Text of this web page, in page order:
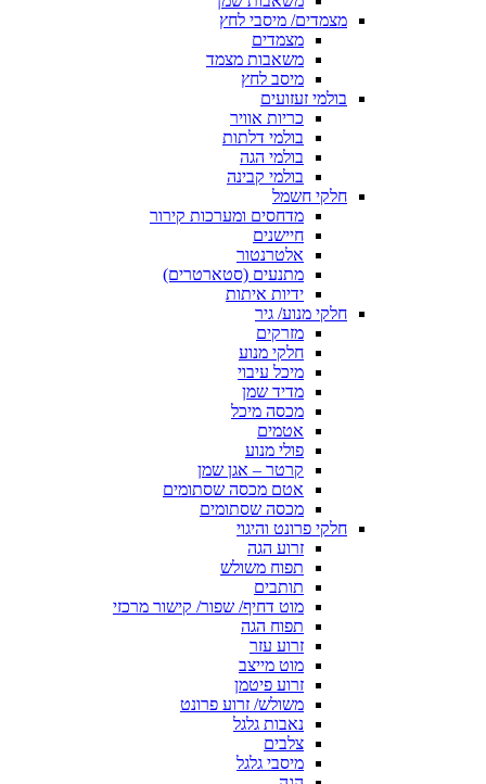
מצמדים/ מיסבי לחץ
מצמדים
משאבות מצמד
מיסב לחץ
בולמי זעזועים
כריות אוויר
בולמי דלתות
בולמי הגה
בולמי קבינה
חלקי חשמל
מדחסים ומערכות קירור
חיישנים
אלטרנטור
מתנעים (סטארטרים)
ידיות איתות
חלקי מנוע/ גיר
מזרקים
חלקי מנוע
מיכל עיבוי
מדיד שמן
מכסה מיכל
אטמים
פולי מנוע
קרטר – אגן שמן
אטם מכסה שסתומים
מכסה שסתומים
חלקי פרונט והיגוי
זרוע הגה
תפוח משולש
תותבים
מוט דחיף/ שפור/ קישור מרכזי
תפוח הגה
זרוע עזר
מוט מייצב
זרוע פיטמן
משולש/ זרוע פרונט
נאבות גלגל
צלבים
מיסבי גלגל